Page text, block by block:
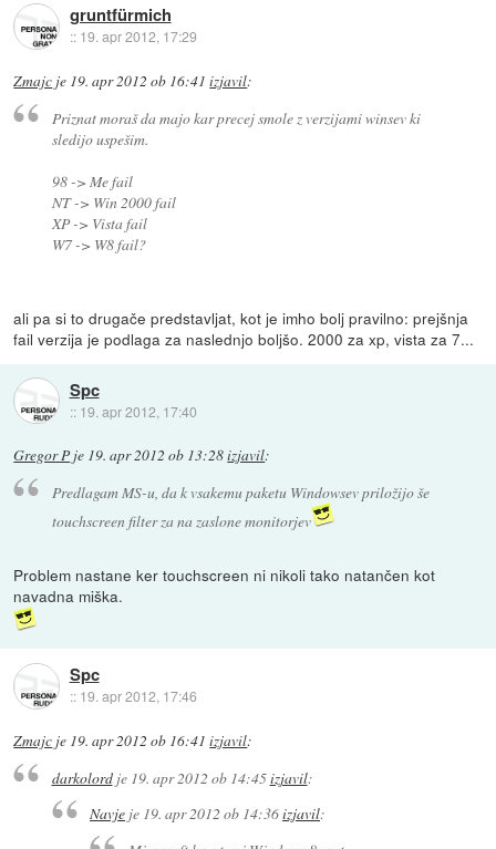
gruntfürmich
:: 19. apr 2012, 17:29
Zmajc je 19. apr 2012 ob 16:41 izjavil:
Priznat moraš da majo kar precej smole z verzijami winsev ki
sledijo uspešim.
98 -> Me fail
NT -> Win 2000 fail
XP -> Vista fail
W7 -> W8 fail?
ali pa si to drugače predstavljat, kot je imho bolj pravilno: prejšnja
fail verzija je podlaga za naslednjo boljšo. 2000 za xp, vista za 7...
Spc
:: 19. apr 2012, 17:40
Gregor P je 19. apr 2012 ob 13:28izjavil:
Predlagam MS-u, da k vsakemu paketu Windowsev priložijo še
touchscreen filter za na zaslone monitorjev
Problem nastane ker touchscreen ni nikoli tako natančen kot
navadna miška.
Spc
:: 19. apr 2012, 17:46
Zmajc je 19. apr 2012 ob 16:41 izjavil:
darkolordje 19. apr 2012 ob 14:45izjavil:
Navje je 19. apr 2012 ob 14:36izjavil: